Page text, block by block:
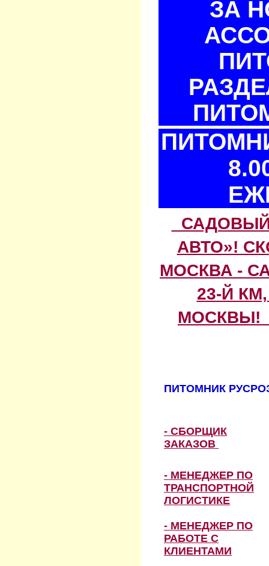
ЗА
АВТО»!
МОСКВА -
23-Й
МОСКВЫ!
ПИТОМНИК
- СБОРЩИК
ЗАКАЗОВ
- МЕНЕДЖЕР ПО
ТРАНСПОРТНОЙ
ЛОГИСТИКЕ
- МЕНЕДЖЕР ПО
РАБОТЕ С
КЛИЕНТАМИ